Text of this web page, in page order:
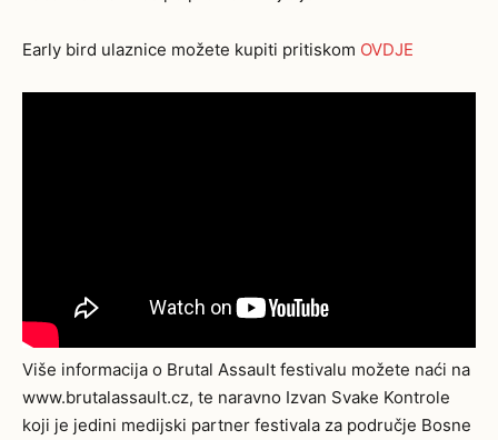
Early bird ulaznice možete kupiti pritiskom OVDJE
Više informacija o Brutal Assault festivalu možete naći na
www.brutalassault.cz, te naravno Izvan Svake Kontrole
koji je jedini medijski partner festivala za područje Bosne